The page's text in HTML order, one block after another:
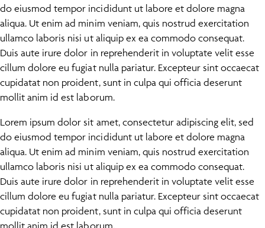
do eiusmod tempor incididunt ut labore et dolore magna
aliqua. Ut enim ad minim veniam, quis nostrud exercitation
ullamco laboris nisi ut aliquip ex ea commodo consequat.
Duis aute irure dolor in reprehenderit in voluptate velit esse
cillum dolore eu fugiat nulla pariatur. Excepteur sint occaecat
cupidatat non proident, sunt in culpa qui officia deserunt
mollit anim id est laborum.
Lorem ipsum dolor sit amet, consectetur adipiscing elit, sed
do eiusmod tempor incididunt ut labore et dolore magna
aliqua. Ut enim ad minim veniam, quis nostrud exercitation
ullamco laboris nisi ut aliquip ex ea commodo consequat.
Duis aute irure dolor in reprehenderit in voluptate velit esse
cillum dolore eu fugiat nulla pariatur. Excepteur sint occaecat
cupidatat non proident, sunt in culpa qui officia deserunt
mollit anim id est laborum.